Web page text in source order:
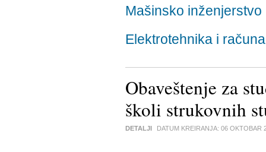
Mašinsko inženjerstvo
Elektrotehnika i
Obaveštenje za
školi strukovnih
DETALJI DATUM KREIRANJA: 06 OKTOBAR